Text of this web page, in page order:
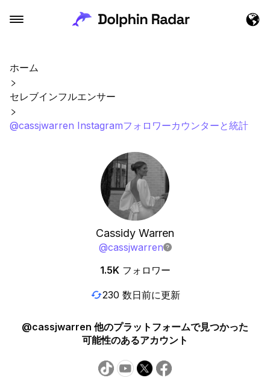
ホーム
セレブインフルエンサー
@cassjwarren Instagramフォロワーカウンターと統計
Cassidy Warren
@cassjwarren
1.5K フォロワー
230 数日前に更新
@cassjwarren 他のプラットフォームで見つかった
可能性のあるアカウント